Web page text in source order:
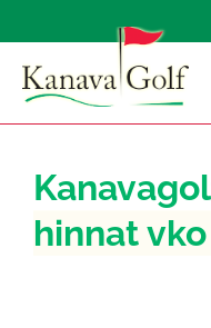
hinnat